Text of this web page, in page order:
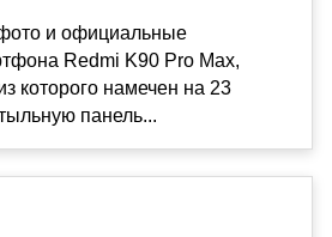
и официальные
Redmi K90 Pro Max,
которого намечен на 23
панель...